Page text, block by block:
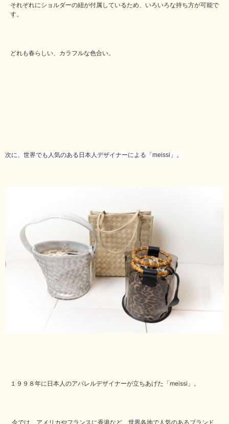
それぞれにショルダーの紐が付属しているため、いろいろな持ち方が可能で
す。
どれも春らしい、カラフルな色合い。
次に、世界でも人気のある日本人デザイナーによる「meissi」。
１９９８年に日本人のアパレルデザイナーが立ちあげた「meissi」。
今では、アメリカやフランスに香港など、世界各地で人気のあるブランド